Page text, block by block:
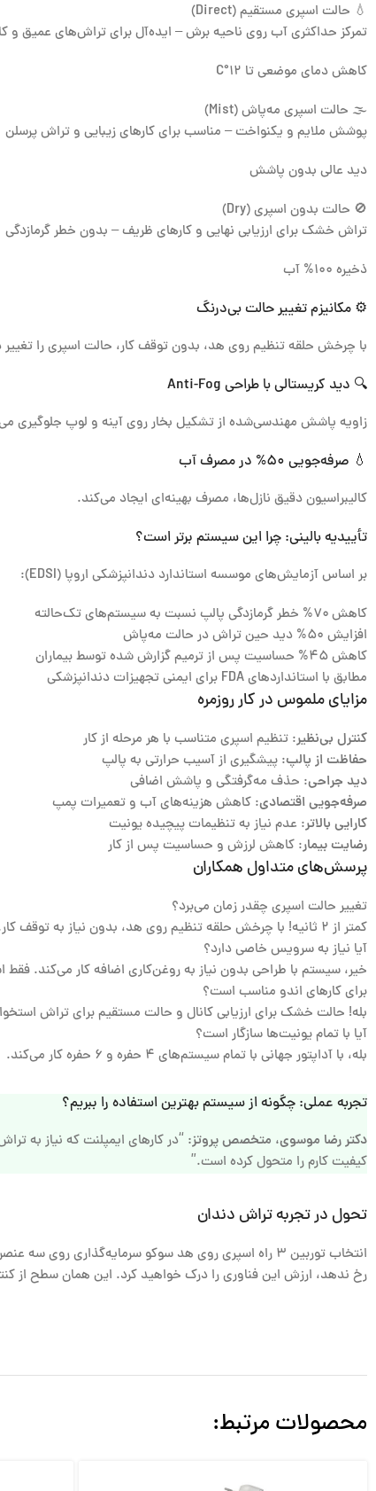
💧 حالت اسپری مستقیم (Direct)
تمرکز حداکثری آب روی ناحیه برش – ایده‌آل برای تراش‌های عمیق و
کاهش دمای موضعی تا ۱۲°C
🌫️ حالت اسپری مه‌پاش (Mist)
پوشش ملایم و یکنواخت – مناسب برای کارهای زیبایی و تراش پرسلن
دید عالی بدون پاشش
🚫 حالت بدون اسپری (Dry)
تراش خشک برای ارزیابی نهایی و کارهای ظریف – بدون خطر گرمازدگی
ذخیره ۱۰۰% آب
⚙️ مکانیزم تغییر حالت بی‌درنگ
با چرخش حلقه تنظیم روی هد، بدون توقف کار، حالت اسپری را
🔍 دید کریستالی با طراحی Anti-Fog
زاویه پاشش مهندسی‌شده از تشکیل بخار روی آینه و لوپ جلوگیری
💧 صرفه‌جویی ۵۰% در مصرف آب
کالیبراسیون دقیق نازل‌ها، مصرف بهینه‌ای ایجاد می‌کند.
تأییدیه بالینی: چرا این سیستم برتر است؟
بر اساس آزمایش‌های موسسه استاندارد دندانپزشکی اروپا (EDSI)
:
کاهش ۷۰% خطر گرمازدگی پالپ نسبت به سیستم‌های تک‌حالته
افزایش ۵۰% دید حین تراش در حالت مه‌پاش
کاهش ۴۵% حساسیت پس از ترمیم گزارش شده توسط بیماران
مطابق با استانداردهای FDA برای ایمنی تجهیزات دندانپزشکی
مزایای ملموس در کار روزمره
کنترل بی‌نظیر: تنظیم اسپری متناسب با هر مرحله از کار
حفاظت از پالپ: پیشگیری از آسیب حرارتی به پالپ
دید جراحی: حذف مه‌گرفتگی و پاشش اضافی
صرفه‌جویی اقتصادی: کاهش هزینه‌های آب و تعمیرات پمپ
کارایی بالاتر: عدم نیاز به تنظیمات پیچیده یونیت
رضایت بیمار: کاهش لرزش و حساسیت پس از کار
پرسش‌های متداول همکاران
تغییر حالت اسپری چقدر زمان می‌برد؟
کمتر از ۲ ثانیه! با چرخش حلقه تنظیم روی هد، بدون نیاز به توقف کار.
آیا نیاز به سرویس خاصی دارد؟
خیر، سیستم با طراحی بدون نیاز به روغن‌کاری اضافه کار می‌کند. فقط
برای کارهای اندو مناسب است؟
بله! حالت خشک برای ارزیابی کانال و حالت مستقیم برای تراش
آیا با تمام یونیت‌ها سازگار است؟
بله، با آداپتور جهانی با تمام سیستم‌های ۴ حفره و ۶ حفره کار می‌کند.
تجربه عملی: چگونه از سیستم بهترین استفاده را ببریم؟
دکتر رضا موسوی، متخصص پروتز: “در کارهای ایمپلنت که نیاز به
کیفیت کارم را متحول کرده است.”
تحول در تجربه تراش دندان
انتخاب توربین ۳ راه اسپری روی هد سوکو سرمایه‌گذاری روی سه
رخ ندهد، ارزش این فناوری را درک خواهید کرد. این همان سطح از
محصولات مرتبط: